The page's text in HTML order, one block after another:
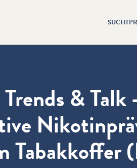
& Talk
Tabakkoffer